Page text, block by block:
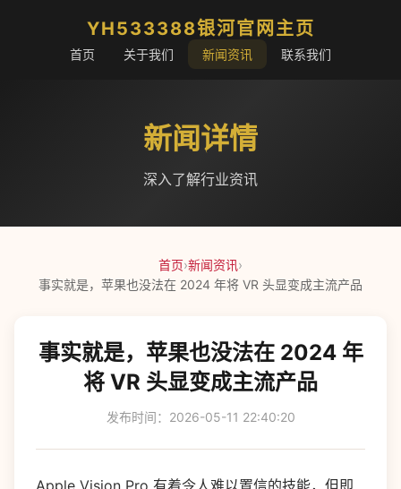
YH533388银河官网主页
首页 关于我们 新闻资讯 联系我们
新闻详情
深入了解行业资讯
首页›新闻资讯›
事实就是，苹果也没法在 2024 年将 VR 头显变成主流产品
事实就是，苹果也没法在 2024 年
将 VR 头显变成主流产品
发布时间：2026-05-11 22:40:20
Apple Vision Pro 有着令人难以置信的技能，但即